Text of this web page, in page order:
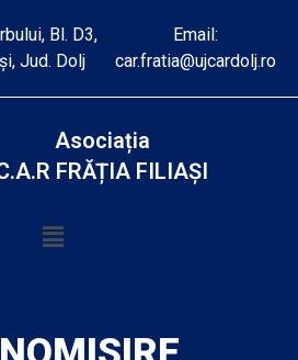
Bl. D3,
Jud. Dolj
Email:
car.fratia@ujcardolj.ro
Asociația
FRĂȚIA FILIAȘI